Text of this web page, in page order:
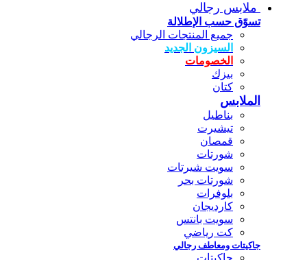
ملابس رجالي
تسوّق حسب الإطلالة
جميع المنتجات الرجالي
السيزون الجديد
الخصومات
بيزك
كتان
الملابس
بناطيل
تيشيرت
قمصان
شورتات
سويت شيرتات
شورتات بحر
بلوفرات
كارديجان
سويت بانتس
كت رياضي
جاكيتات ومعاطف رجالي
جاكيتات